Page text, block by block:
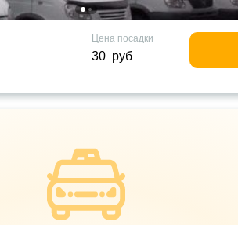
Цена посадки
30 руб